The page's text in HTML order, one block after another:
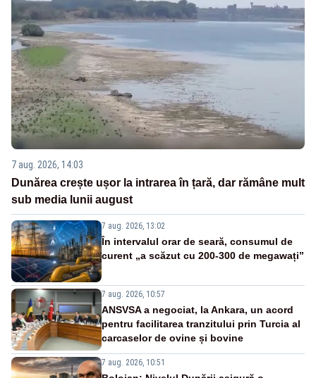
7 aug. 2026, 14:03
Dunărea crește ușor la intrarea în țară, dar rămâne mult
sub media lunii august
7 aug. 2026, 13:02
În intervalul orar de seară, consumul de
curent „a scăzut cu 200-300 de megawați”
7 aug. 2026, 10:57
ANSVSA a negociat, la Ankara, un acord
pentru facilitarea tranzitului prin Turcia al
carcaselor de ovine și bovine
7 aug. 2026, 10:51